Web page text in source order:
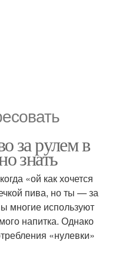
за рулем в
знать
«ой как хочется
пива, но ты — за
многие используют
напитка. Однако
«нулевки»